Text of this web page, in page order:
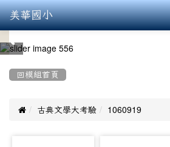
美華國小
回模組首頁
 古典文學大考驗 1060919